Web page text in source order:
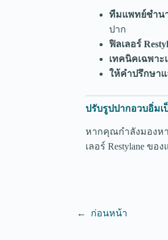
ทีมแพทย์ชำน
ปาก
ฟิลเลอร์
เทคนิคเฉพา
ให้คำปรึกษาแ
ปรับรูปปากอวบอิ่มเ
หากคุณกำลังมองหา
เลอร์ Restylane ข
← ก่อนหน้า